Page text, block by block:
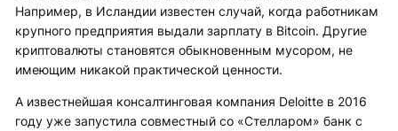
Например, в Исландии известен случай, когда работникам
крупного предприятия выдали зарплату в Bitcoin. Другие
криптовалюты становятся обыкновенным мусором, не
имеющим никакой практической ценности.
А известнейшая консалтинговая компания Deloitte в 2016
году уже запустила совместный со «Стелларом» банк с